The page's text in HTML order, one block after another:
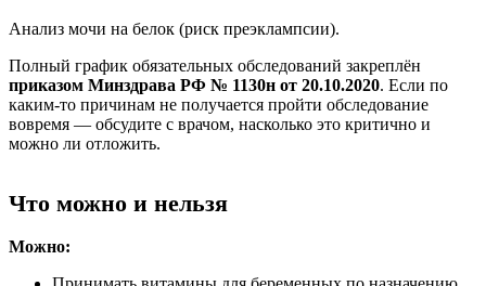
Анализ мочи на белок (риск преэклампсии).
Полный график обязательных обследований закреплён
приказом Минздрава РФ № 1130н от 20.10.2020. Если по
каким-то причинам не получается пройти обследование
вовремя — обсудите с врачом, насколько это критично и
можно ли отложить.
Что можно и нельзя
Можно: